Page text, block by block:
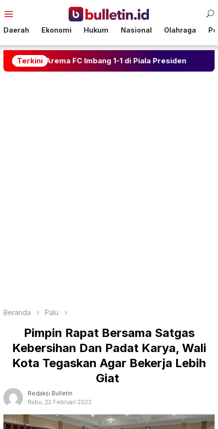
ke
Mobile
Daerah Ekonomi Hukum Nasional Olahraga
Terkini
Arema FC Imbang 1-1 di Piala Presiden Kalahkan
Beranda Palu
Pimpin Rapat Bersama Satgas
Kebersihan Dan Padat Karya, Wali
Kota Tegaskan Agar Bekerja Lebih
Giat
Redaksi Bulletin
Rabu, 22 Februari 2023